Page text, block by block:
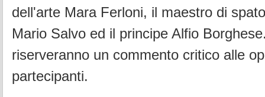
dell'arte Mara Ferloni, il maestro di
Mario Salvo ed il principe Alfio
riserveranno un commento critico alle
partecipanti.